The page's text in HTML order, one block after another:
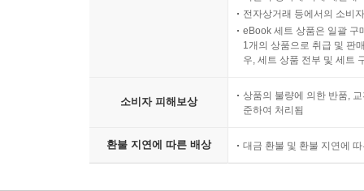
전자상거래 등에서의 소비
eBook 세트 상품은 일괄 구
1개의 상품으로 취급 및 판
우, 세트 상품 전부 및 세트
소비자 피해보상
상품의 불량에 의한 반품,
준하여 처리됨
환불 지연에 따른 배상 대금 환불 및 환불 지연에